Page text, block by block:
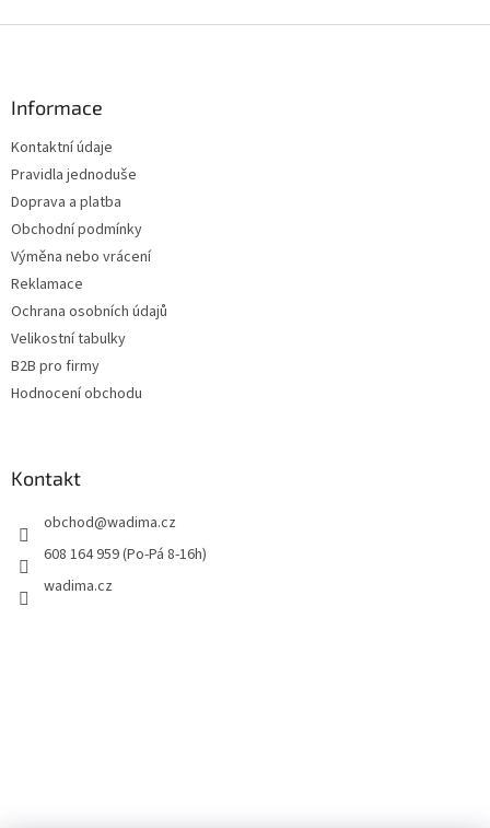
l
Informace
Kontaktní údaje
Pravidla jednoduše
Doprava a platba
Obchodní podmínky
Výměna nebo vrácení
Reklamace
Ochrana osobních údajů
Velikostní tabulky
B2B pro firmy
Hodnocení obchodu
Kontakt
obchod@wadima.cz
608 164 959 (Po-Pá 8-16h)
wadima.cz